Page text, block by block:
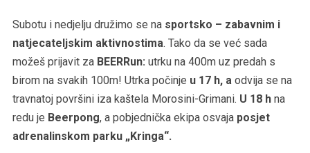
Subotu i nedjelju družimo se na sportsko – zabavnim i
natjecateljskim aktivnostima. Tako da se već sada
možeš prijavit za BEERRun: utrku na 400m uz predah s
birom na svakih 100m! Utrka počinje u 17 h, aodvija se na
travnatoj površini iza kaštela Morosini-Grimani. U 18 hna
redu je Beerpong, a pobjednička ekipa osvaja posjet
adrenalinskom parku „Kringa“.